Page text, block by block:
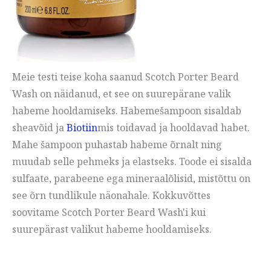
Meie testi teise koha saanud Scotch Porter Beard
Wash on näidanud, et see on suurepärane valik
habeme hooldamiseks. Habemešampoon sisaldab
sheavõid jaBiotiinmis toidavad ja hooldavad habet.
Mahe šampoon puhastab habeme õrnalt ning
muudab selle pehmeks ja elastseks. Toode ei sisalda
sulfaate, parabeene ega mineraalõlisid, mistõttu on
see õrn tundlikule näonahale. Kokkuvõttes
soovitame Scotch Porter Beard Wash'i kui
suurepärast valikut habeme hooldamiseks.